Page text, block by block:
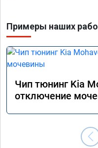
Примеры наших
Чип тюнинг Kia
отключение